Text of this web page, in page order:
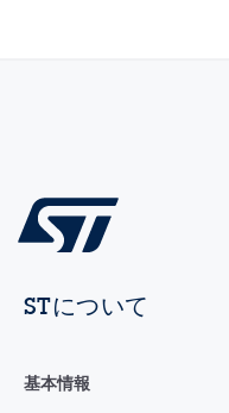
STについて
基本情報